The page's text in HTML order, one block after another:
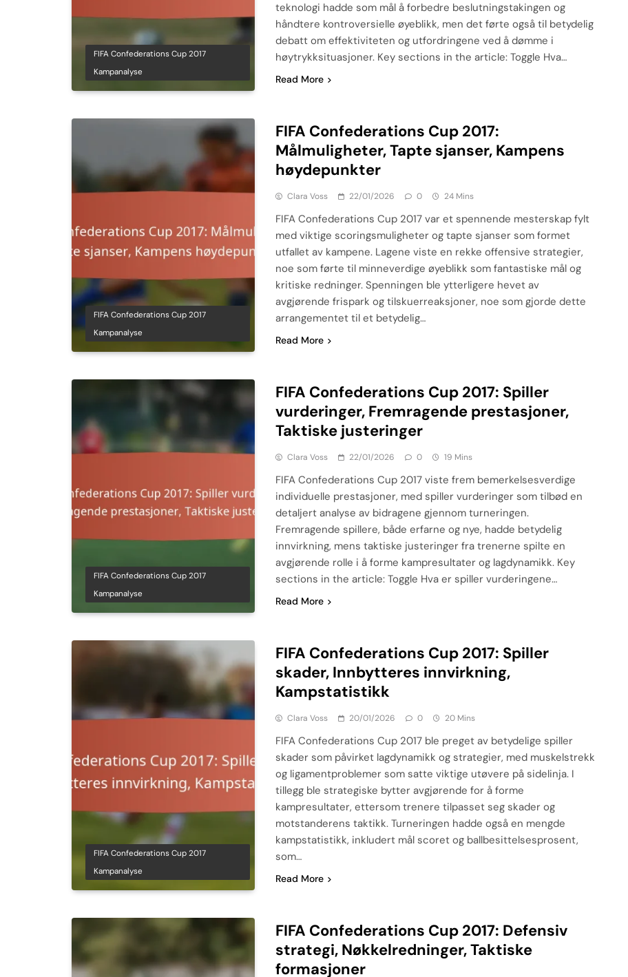
FIFA Confederations Cup 2017
Kampanalyse
teknologi hadde som mål å forbedre beslutningstakingen og
håndtere kontroversielle øyeblikk, men det førte også til betydelig
debatt om effektiviteten og utfordringene ved å dømme i
høytrykksituasjoner. Key sections in the article: Toggle Hva…
Read More
FIFA Confederations Cup 2017
Kampanalyse
FIFA Confederations Cup 2017:
Målmuligheter, Tapte sjanser, Kampens
høydepunkter
Clara Voss 22/01/2026 0 24 Mins
FIFA Confederations Cup 2017 var et spennende mesterskap fylt
med viktige scoringsmuligheter og tapte sjanser som formet
utfallet av kampene. Lagene viste en rekke offensive strategier,
noe som førte til minneverdige øyeblikk som fantastiske mål og
kritiske redninger. Spenningen ble ytterligere hevet av
avgjørende frispark og tilskuerreaksjoner, noe som gjorde dette
arrangementet til et betydelig…
Read More
FIFA Confederations Cup 2017
Kampanalyse
FIFA Confederations Cup 2017: Spiller
vurderinger, Fremragende prestasjoner,
Taktiske justeringer
Clara Voss 22/01/2026 0 19 Mins
FIFA Confederations Cup 2017 viste frem bemerkelsesverdige
individuelle prestasjoner, med spiller vurderinger som tilbød en
detaljert analyse av bidragene gjennom turneringen.
Fremragende spillere, både erfarne og nye, hadde betydelig
innvirkning, mens taktiske justeringer fra trenerne spilte en
avgjørende rolle i å forme kampresultater og lagdynamikk. Key
sections in the article: Toggle Hva er spiller vurderingene…
Read More
FIFA Confederations Cup 2017
Kampanalyse
FIFA Confederations Cup 2017: Spiller
skader, Innbytteres innvirkning,
Kampstatistikk
Clara Voss 20/01/2026 0 20 Mins
FIFA Confederations Cup 2017 ble preget av betydelige spiller
skader som påvirket lagdynamikk og strategier, med muskelstrekk
og ligamentproblemer som satte viktige utøvere på sidelinja. I
tillegg ble strategiske bytter avgjørende for å forme
kampresultater, ettersom trenere tilpasset seg skader og
motstanderens taktikk. Turneringen hadde også en mengde
kampstatistikk, inkludert mål scoret og ballbesittelsesprosent,
som…
Read More
FIFA Confederations Cup 2017: Defensiv
strategi, Nøkkelredninger, Taktiske
formasjoner